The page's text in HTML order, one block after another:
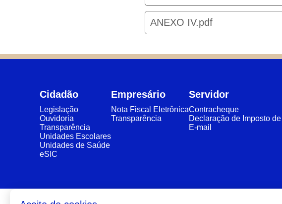
ANEXO IV.pdf
Cidadão
Legislação
Ouvidoria
Transparência
Unidades Escolares
Unidades de Saúde
eSIC
Empresário
Nota Fiscal Eletrônica
Transparência
Servidor
Contracheque
Declaração de Imposto
E-mail